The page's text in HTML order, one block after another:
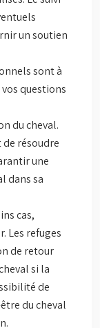
un soutien
sont à
questions
du cheval.
résoudre
une
dans sa
cas,
Les refuges
de retour
si la
de
du cheval